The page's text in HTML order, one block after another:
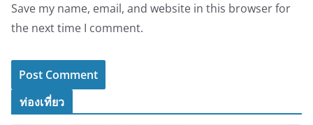
Save my name, email, and website in this browser for
the next time I comment.
ท่องเที่ยว